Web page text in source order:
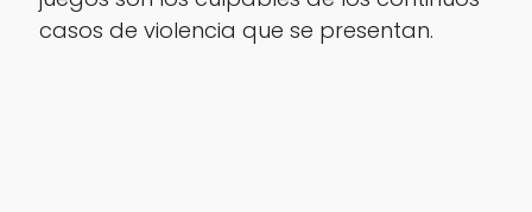
casos de violencia que se presentan.